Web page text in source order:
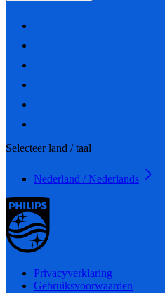
Selecteer land / taal
Nederland / Nederlands
Privacyverklaring
Gebruiksvoorwaarden